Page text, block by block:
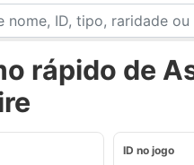
rápido de
ID no jogo